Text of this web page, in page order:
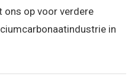
ons op voor verdere
in